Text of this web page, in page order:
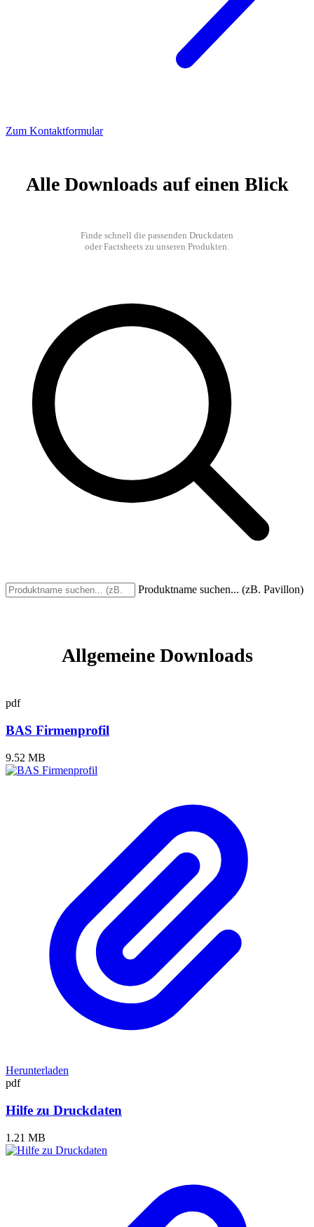
Zum Kontaktformular
Alle Downloads auf einen Blick
Finde schnell die passenden Druckdaten
oder Factsheets zu unseren Produkten.
Produktname suchen... (zB. Pavillon)
Allgemeine Downloads
pdf
BAS Firmenprofil
9.52 MB
Herunterladen
pdf
Hilfe zu Druckdaten
1.21 MB